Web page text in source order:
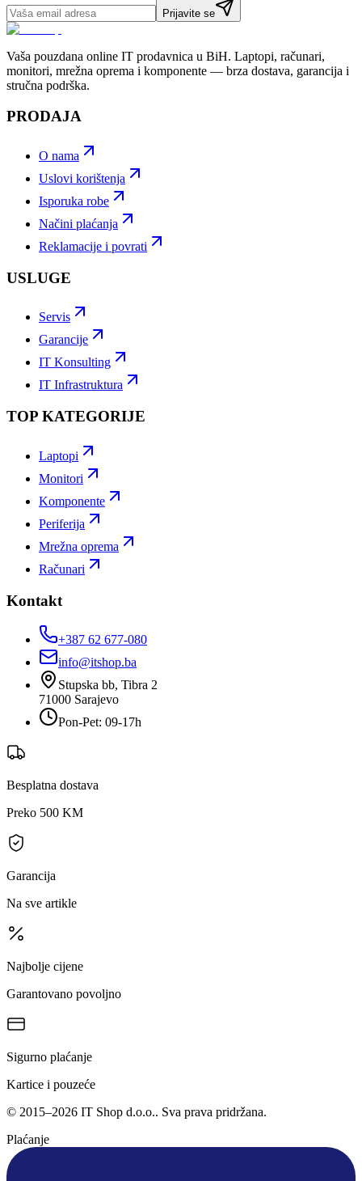
Prijavite se
Vaša pouzdana online IT prodavnica u BiH. Laptopi, računari,
monitori, mrežna oprema i komponente — brza dostava, garancija i
stručna podrška.
PRODAJA
O nama
Uslovi korištenja
Isporuka robe
Načini plaćanja
Reklamacije i povrati
USLUGE
Servis
Garancije
IT Konsulting
IT Infrastruktura
TOP KATEGORIJE
Laptopi
Monitori
Komponente
Periferija
Mrežna oprema
Računari
Kontakt
+387 62 677-080
info@itshop.ba
Stupska bb, Tibra 2
71000 Sarajevo
Pon-Pet: 09-17h
Besplatna dostava
Preko 500 KM
Garancija
Na sve artikle
Najbolje cijene
Garantovano povoljno
Sigurno plaćanje
Kartice i pouzeće
© 2015–2026 IT Shop d.o.o.. Sva prava pridržana.
Plaćanje